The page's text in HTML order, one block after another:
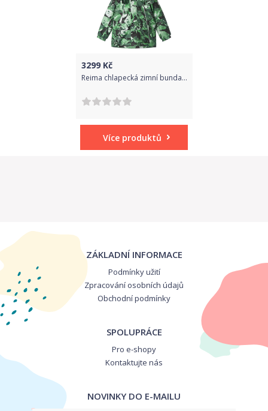
3299Kč
Reima chlapecká zimní bunda Niisi 521643A-8592 92 zelená
Více produktů
ZÁKLADNÍ INFORMACE
Podmínky užití
Zpracování osobních údajů
Obchodní podmínky
SPOLUPRÁCE
Pro e-shopy
Kontaktujte nás
NOVINKY DO E-MAILU